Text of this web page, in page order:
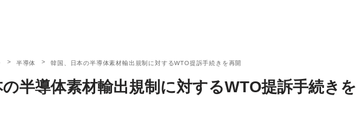
半導体 韓国、日本の半導体素材輸出規制に対するWTO提訴手続きを再開
半導体素材輸出規制に対するWTO提訴手続きを